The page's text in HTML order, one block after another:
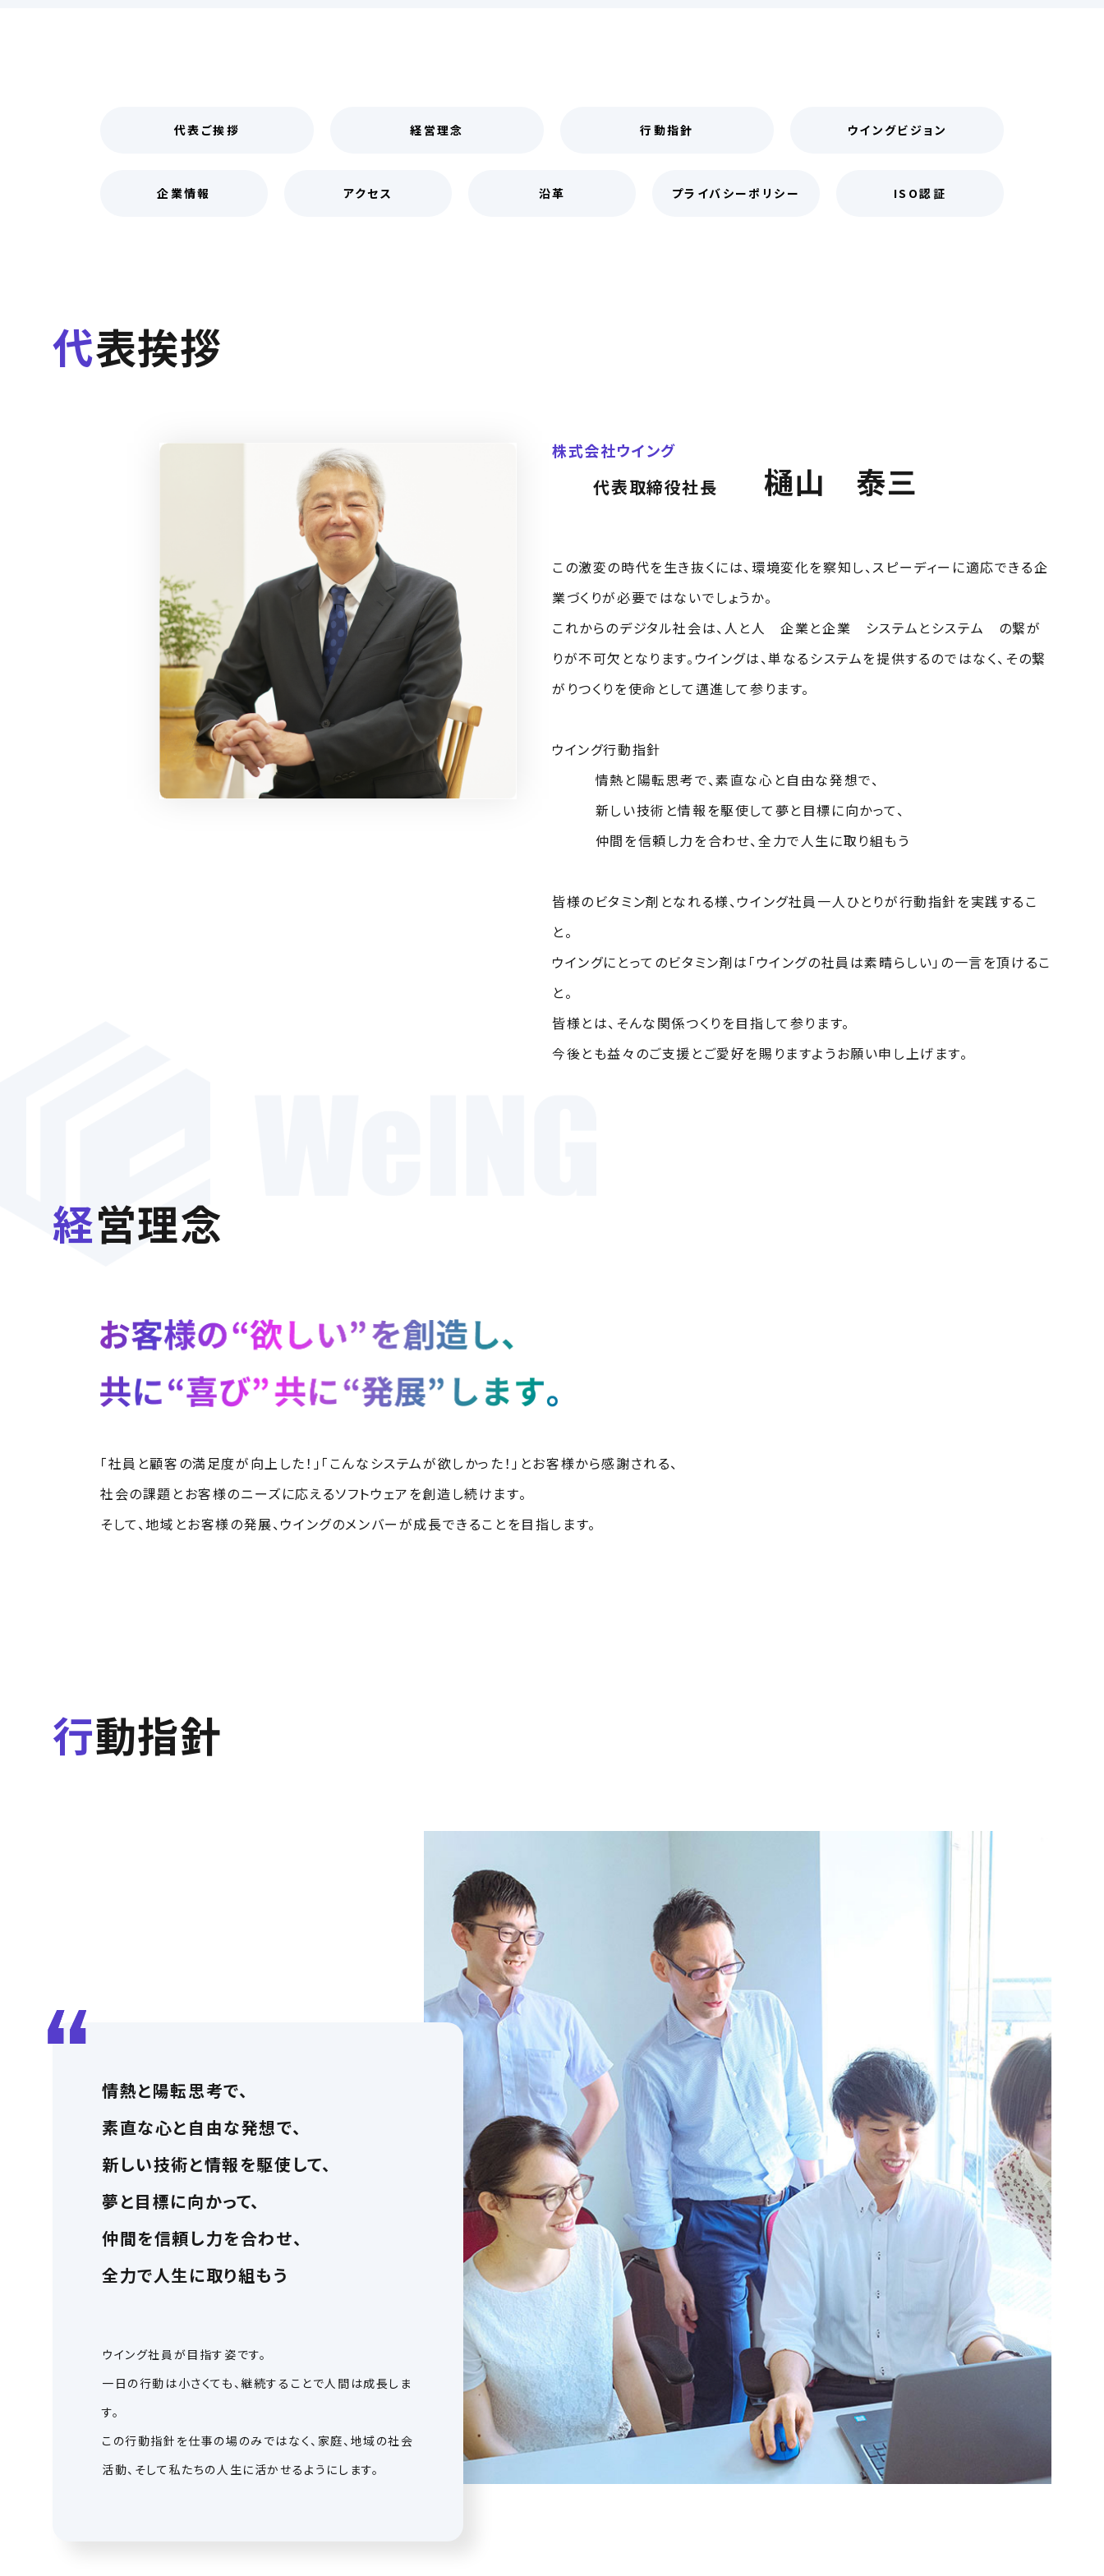
代表ご挨拶 経営理念 行動指針 ウイングビジョン
企業情報 アクセス 沿革 プライバシーポリシー ISO認証
代表挨拶
株式会社ウイング
代表取締役社長 樋山 泰三
この激変の時代を生き抜くには、環境変化を察知し、スピーディーに適応できる企
業づくりが必要ではないでしょうか。
これからのデジタル社会は、人と人 企業と企業 システムとシステム の繋が
りが不可欠となります。ウイングは、単なるシステムを提供するのではなく、その繋
がりつくりを使命として邁進して参ります。
ウイング行動指針
情熱と陽転思考で、素直な心と自由な発想で、
新しい技術と情報を駆使して夢と目標に向かって、
仲間を信頼し力を合わせ、全力で人生に取り組もう
皆様のビタミン剤となれる様、ウイング社員一人ひとりが行動指針を実践するこ
と。
ウイングにとってのビタミン剤は「ウイングの社員は素晴らしい」の一言を頂けるこ
と。
皆様とは、そんな関係つくりを目指して参ります。
今後とも益々のご支援とご愛好を賜りますようお願い申し上げます。
経営理念
「社員と顧客の満足度が向上した！」「こんなシステムが欲しかった！」とお客様から感謝される、
社会の課題とお客様のニーズに応えるソフトウェアを創造し続けます。
そして、地域とお客様の発展、ウイングのメンバーが成長できることを目指します。
行動指針
情熱と陽転思考で、
素直な心と自由な発想で、
新しい技術と情報を駆使して、
夢と目標に向かって、
仲間を信頼し力を合わせ、
全力で人生に取り組もう
ウイング社員が目指す姿です。
一日の行動は小さくても、継続することで人間は成長しま
す。
この行動指針を仕事の場のみではなく、家庭、地域の社会
活動、そして私たちの人生に活かせるようにします。